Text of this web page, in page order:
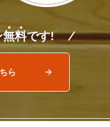
無料です!
ら